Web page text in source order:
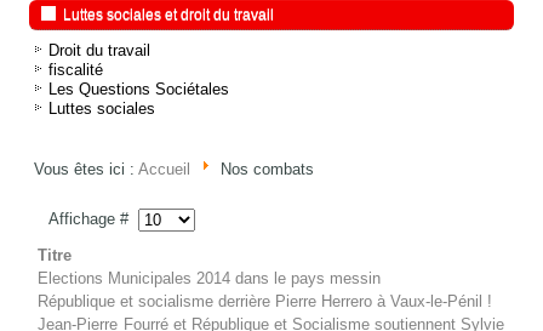
Luttes sociales et droit du travail
Droit du travail
fiscalité
Les Questions Sociétales
Luttes sociales
Vous êtes ici :Accueil Nos combats
Affichage #
Titre
Elections Municipales 2014 dans le pays messin
République et socialisme derrière Pierre Herrero à Vaux-le-Pénil !
Jean-Pierre Fourré et République et Socialisme soutiennent Sylvie